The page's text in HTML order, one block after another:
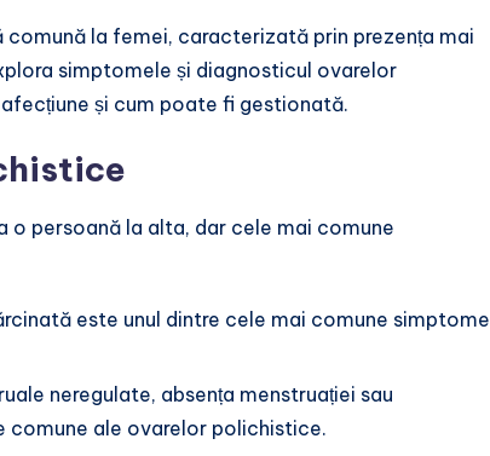
la femei, caracterizată prin prezența mai
simptomele și diagnosticul ovarelor
și cum poate fi gestionată.
persoană la alta, dar cele mai comune
este unul dintre cele mai comune simptome
neregulate, absența menstruației sau
ale ovarelor polichistice.